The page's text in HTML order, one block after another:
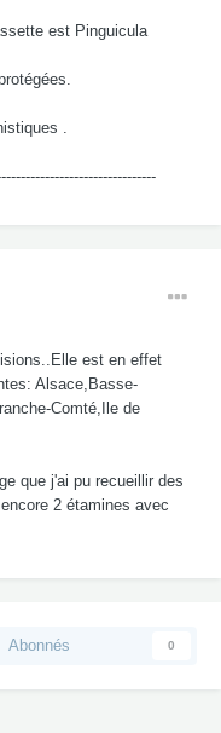
est Pinguicula
.
est en effet
Alsace,Basse-
Comté,Ile de
que j'ai pu recueillir des
2 étamines avec
Abonnés 0